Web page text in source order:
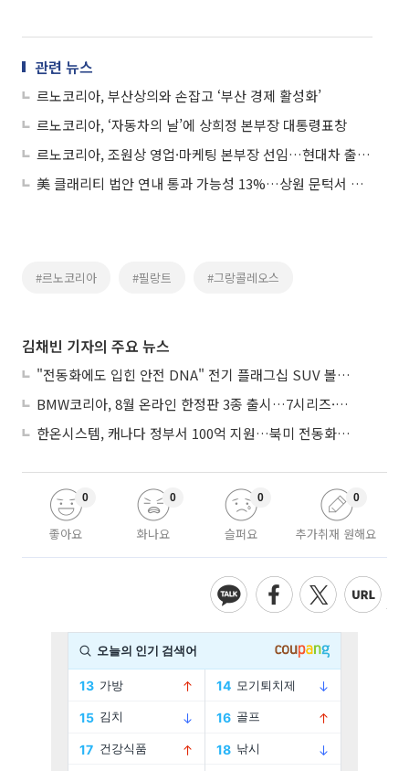
관련 뉴스
르노코리아, 부산상의와 손잡고 ‘부산 경제 활성화’
르노코리아, ‘자동차의 날’에 상희정 본부장 대통령표창
르노코리아, 조원상 영업·마케팅 본부장 선임…현대차 출신 32년 경력 전문가
美 클래리티 법안 연내 통과 가능성 13%…상원 문턱서 제동
#르노코리아 #필랑트 #그랑콜레오스
김채빈 기자의 주요 뉴스
"전동화에도 입힌 안전 DNA" 전기 플래그십 SUV 볼보 'EX90'
BMW코리아, 8월 온라인 한정판 3종 출시…7시리즈·X7·M340i 투어링
한온시스템, 캐나다 정부서 100억 지원…북미 전동화 시장 가속
좋아요
0
화나요
0
슬퍼요
0
추가취재 원해요
0